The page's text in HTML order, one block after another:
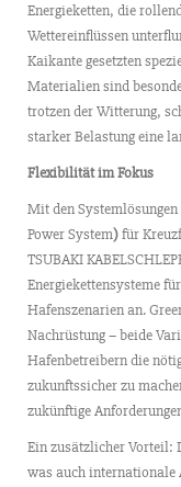
Energieketten, die
Wettereinflüssen
Kaikante gesetzten
Materialien sind
trotzen der Witterung,
starker Belastung eine
Flexibilität im Fokus
Mit den Systemlösungen
Power System)für
TSUBAKI
Energiekettensysteme
Hafenszenarien an.
Nachrüstung – beide
Hafenbetreibern die
zukunftssicher zu
zukünftige
Ein zusätzlicher Vorteil:
was auch internationale